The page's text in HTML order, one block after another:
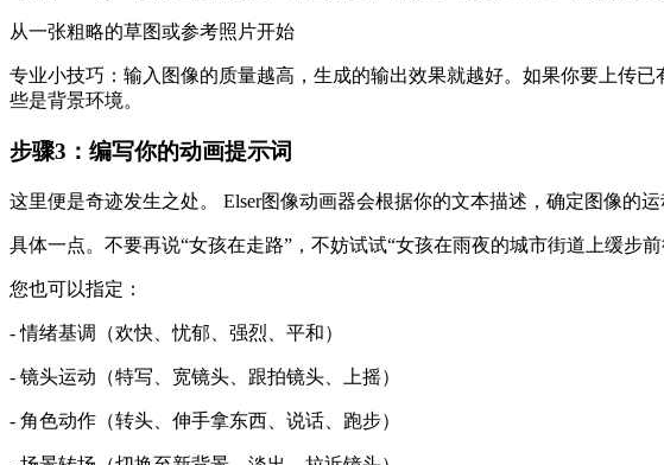
从一张粗略的草图或参考照片开始
专业小技巧：输入图像的质量越高，生成的输出效果就越好。如果你要上传
些是背景环境。
步骤3：编写你的动画提示词
这里便是奇迹发生之处。 Elser图像动画器会根据你的文本描述，确定图像的
具体一点。不要再说“女孩在走路”，不妨试试“女孩在雨夜的城市街道上缓步
您也可以指定：
- 情绪基调（欢快、忧郁、强烈、平和）
- 镜头运动（特写、宽镜头、跟拍镜头、上摇）
- 角色动作（转头、伸手拿东西、说话、跑步）